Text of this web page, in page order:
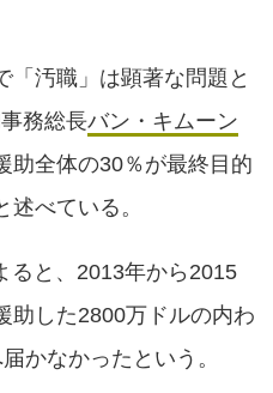
「汚職」は顕著な問題と
務総長バン・キムーン
助全体の30％が最終目的
べている。
ると、2013年から2015
助した2800万ドルの内わ
かなかったという。